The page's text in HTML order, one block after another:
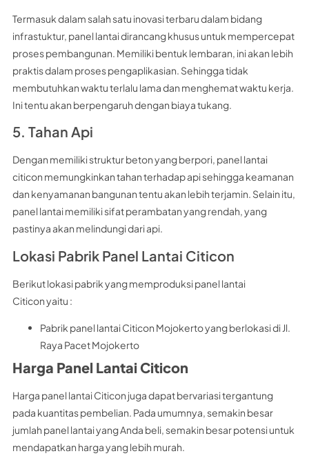
Termasuk dalam salah satu inovasi terbaru dalam bidang
infrastuktur, panel lantai dirancang khusus untuk mempercepat
proses pembangunan. Memiliki bentuk lembaran, ini akan lebih
praktis dalam proses pengaplikasian. Sehingga tidak
membutuhkan waktu terlalu lama dan menghemat waktu kerja.
Ini tentu akan berpengaruh dengan biaya tukang.
5. Tahan Api
Dengan memiliki struktur beton yang berpori, panel lantai
citicon memungkinkan tahan terhadap api sehingga keamanan
dan kenyamanan bangunan tentu akan lebih terjamin. Selain itu,
panel lantai memiliki sifat perambatan yang rendah, yang
pastinya akan melindungi dari api.
Lokasi Pabrik Panel Lantai Citicon
Berikut lokasi pabrik yang memproduksi panel lantai
Citicon yaitu :
Pabrik panel lantai Citicon Mojokerto yang berlokasi di Jl.
Raya Pacet Mojokerto
Harga Panel Lantai Citicon
Harga panel lantai Citicon juga dapat bervariasi tergantung
pada kuantitas pembelian. Pada umumnya, semakin besar
jumlah panel lantai yang Anda beli, semakin besar potensi untuk
mendapatkan harga yang lebih murah.